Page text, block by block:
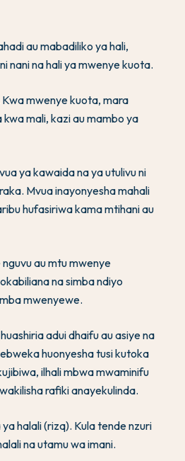
au mabadiliko ya hali,
nani na hali ya mwenye kuota.
mwenye kuota, mara
kwa mali, kazi au mambo ya
ya kawaida na ya utulivu ni
Mvua inayonyesha mahali
hufasiriwa kama mtihani au
au mtu mwenye
na simba ndiyo
mwenyewe.
adui dhaifu au asiye na
huonyesha tusi kutoka
ilhali mbwa mwaminifu
rafiki anayekulinda.
halali (rizq). Kula tende nzuri
na utamu wa imani.